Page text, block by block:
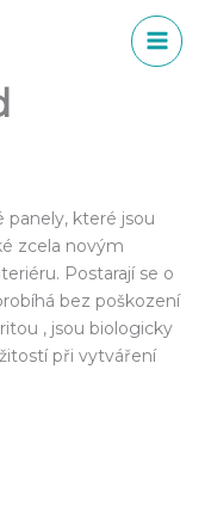
panely, které jsou
zcela novým
Postarají se o
bez poškození
, jsou biologicky
při vytváření